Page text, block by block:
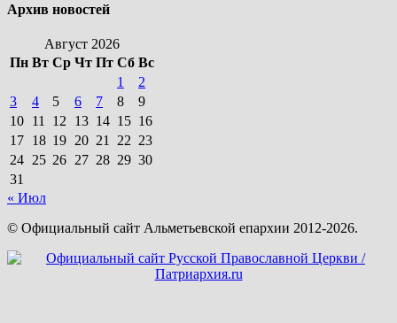
Архив новостей
Август 2026
Пн Вт Ср Чт Пт Сб Вс
1
2
3
4 5 6 7 8
9
10 11 12 13 14 15 16
17 18 19 20 21 22 23
24 25 26 27 28 29 30
31
« Июл
© Официальный сайт Альметьевской епархии 2012-2026.